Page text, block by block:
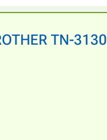
TN-3130